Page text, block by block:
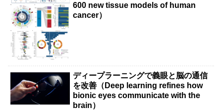
600 new tissue models of human
cancer）
ディープラーニングで義眼と脳の通信
を改善（Deep learning refines how
bionic eyes communicate with the
brain）